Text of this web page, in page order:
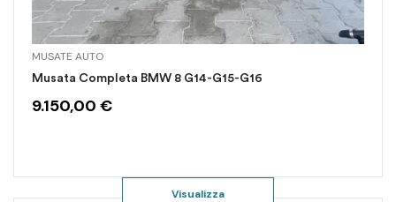
MUSATE AUTO
Musata Completa BMW 8 G14-G15-G16
9.150,00 €
Visualizza